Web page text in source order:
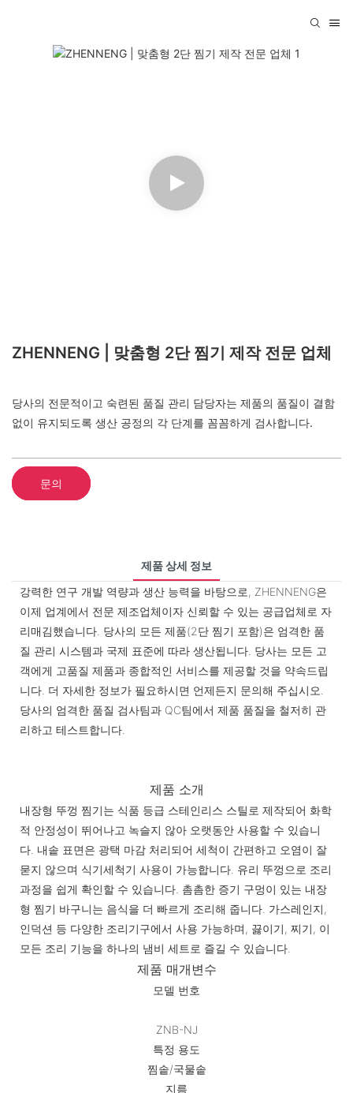
ZHENNENG | 맞춤형 2단 찜기 제작 전문 업체
당사의 전문적이고 숙련된 품질 관리 담당자는 제품의 품질이 결함
없이 유지되도록 생산 공정의 각 단계를 꼼꼼하게 검사합니다.
문의
제품 상세 정보
강력한 연구 개발 역량과 생산 능력을 바탕으로, ZHENNENG은
이제 업계에서 전문 제조업체이자 신뢰할 수 있는 공급업체로 자
리매김했습니다. 당사의 모든 제품(2단 찜기 포함)은 엄격한 품
질 관리 시스템과 국제 표준에 따라 생산됩니다. 당사는 모든 고
객에게 고품질 제품과 종합적인 서비스를 제공할 것을 약속드립
니다. 더 자세한 정보가 필요하시면 언제든지 문의해 주십시오.
당사의 엄격한 품질 검사팀과 QC팀에서 제품 품질을 철저히 관
리하고 테스트합니다.
제품 소개
내장형 뚜껑 찜기는 식품 등급 스테인리스 스틸로 제작되어 화학
적 안정성이 뛰어나고 녹슬지 않아 오랫동안 사용할 수 있습니
다. 내솥 표면은 광택 마감 처리되어 세척이 간편하고 오염이 잘
묻지 않으며 식기세척기 사용이 가능합니다. 유리 뚜껑으로 조리
과정을 쉽게 확인할 수 있습니다. 촘촘한 증기 구멍이 있는 내장
형 찜기 바구니는 음식을 더 빠르게 조리해 줍니다. 가스레인지,
인덕션 등 다양한 조리기구에서 사용 가능하며, 끓이기, 찌기, 이
모든 조리 기능을 하나의 냄비 세트로 즐길 수 있습니다.
제품 매개변수
모델 번호
ZNB-NJ
특정 용도
찜솥/국물솥
지름